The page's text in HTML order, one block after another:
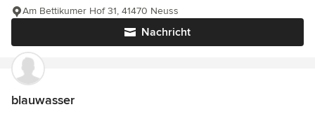
Nachricht
Am Bettikumer Hof 31, 41470 Neuss
blauwasser